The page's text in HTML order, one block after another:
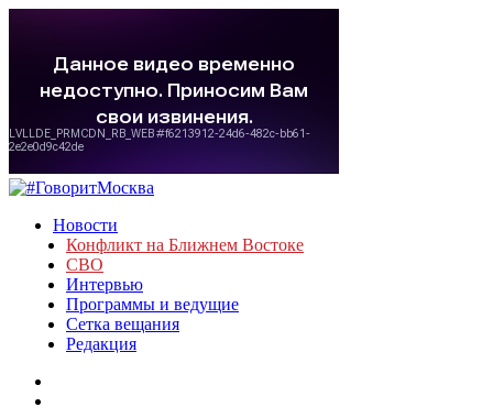
Новости
Конфликт на Ближнем Востоке
СВО
Интервью
Программы и ведущие
Сетка вещания
Редакция